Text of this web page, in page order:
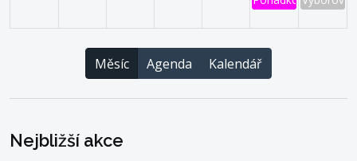
Měsíc Agenda Kalendář
Nejbližší akce